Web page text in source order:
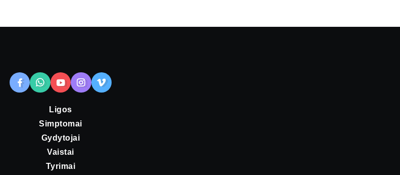
Ligos
Simptomai
Gydytojai
Vaistai
Tyrimai